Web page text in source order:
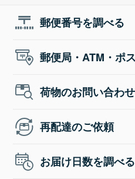
郵便番号を調べる
郵便局・ATM・ポ
荷物のお問い合わせ
再配達のご依頼
お届け日数を調べる